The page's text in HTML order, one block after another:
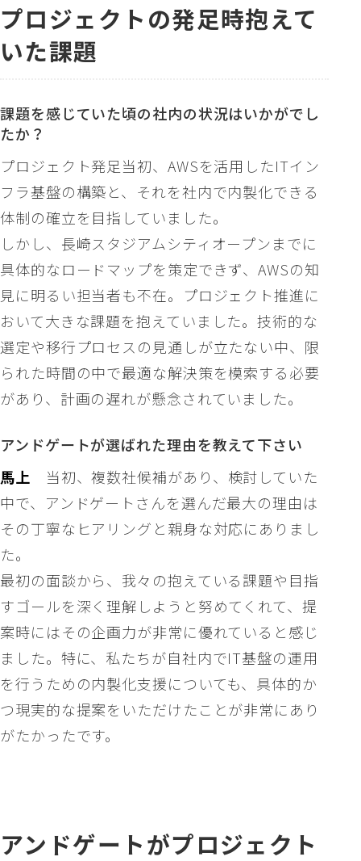
プロジェクトの発足時抱えて
いた課題
課題を感じていた頃の社内の状況はいかがでし
たか？
プロジェクト発足当初、AWSを活用したITイン
フラ基盤の構築と、それを社内で内製化できる
体制の確立を目指していました。
しかし、長崎スタジアムシティオープンまでに
具体的なロードマップを策定できず、AWSの知
見に明るい担当者も不在。プロジェクト推進に
おいて大きな課題を抱えていました。技術的な
選定や移行プロセスの見通しが立たない中、限
られた時間の中で最適な解決策を模索する必要
があり、計画の遅れが懸念されていました。
アンドゲートが選ばれた理由を教えて下さい
馬上 当初、複数社候補があり、検討していた
中で、アンドゲートさんを選んだ最大の理由は
その丁寧なヒアリングと親身な対応にありまし
た。
最初の面談から、我々の抱えている課題や目指
すゴールを深く理解しようと努めてくれて、提
案時にはその企画力が非常に優れていると感じ
ました。特に、私たちが自社内でIT基盤の運用
を行うための内製化支援についても、具体的か
つ現実的な提案をいただけたことが非常にあり
がたかったです。
アンドゲートがプロジェクト